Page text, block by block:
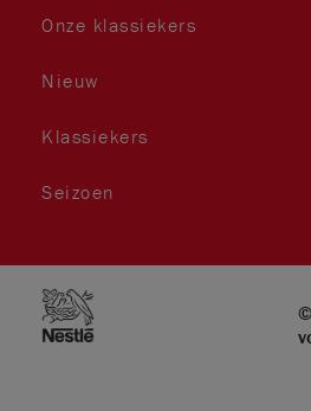
Onze klassiekers
Nieuw
Klassiekers
Seizoen